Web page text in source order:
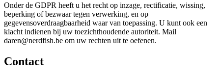
Onder de GDPR heeft u het recht op inzage, rectificatie, wissing,
beperking of bezwaar tegen verwerking, en op
gegevensoverdraagbaarheid waar van toepassing. U kunt ook een
klacht indienen bij uw toezichthoudende autoriteit. Mail
daren@nerdfish.be om uw rechten uit te oefenen.
Contact